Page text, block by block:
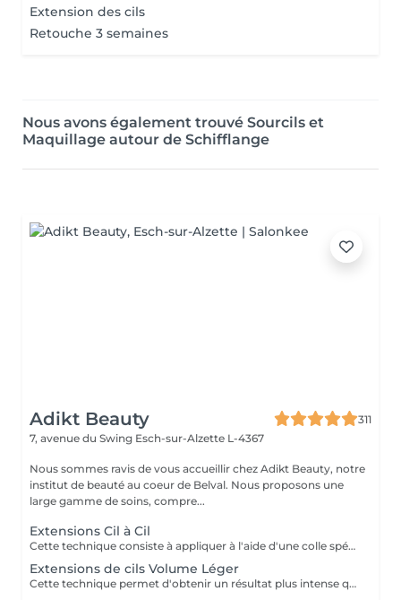
Extension des cils
Retouche 3 semaines
Nous avons également trouvé Sourcils et
Maquillage autour de Schifflange
Adikt Beauty
311
7, avenue du Swing Esch-sur-Alzette L-4367
Nous sommes ravis de vous accueillir chez Adikt Beauty, notre
institut de beauté au coeur de Belval. Nous proposons une
large gamme de soins, compre...
Extensions Cil à Cil
Cette technique consiste à appliquer à l'aide d'une colle spécifique une extension de cil sur chacun des cils naturels, donnant un effet plus naturel. Une dépose de cils devra être effectuée si votre dernière pose d'extensions de cils a été réalisée dans un institut extérieur. Sélectionnez la dépose de cils puis la pose d'extensions de cils de votre choix. A savoir pour la pose d'extensions de cils : chaque pose d'extensions de cils est différente, cela dépend du nombre de cils naturels et de la longueur de ceux-ci. La longueur et la courbure des extensions de cils peuvent varier selon la demande. Le remplissage devra être fait au bout de 2 ou 3 semaines selon la tenue des cils qui dépend du cycle naturel des cils ainsi que de leur santé. Une carte bancaire est requise pour ce service mais ne sera débitée qu'en cas de non-présentation sans préavis. Aucun frais ne sera appliqué si vous annulez votre rendez-vous par téléphone ou par vous-même en ligne.
Extensions de cils Volume Léger
Cette technique permet d'obtenir un résultat plus intense que le cil a cil et moins fourni que le volume russe. Une dépose de cils devra être effectuée si votre dernière pose d'extensions de cils a été réalisée dans un institut extérieur. Sélectionnez la dépose de cils puis la pose d'extensions de cils. A savoir pour la pose d'extensions de cils : chaque pose d'extensions de cils est différente, cela dépend du nombre de cils naturels et de la longueur de ceux-ci. La longueur et la courbure des extensions de cils peuvent varier selon la demande. Le remplissage devra être fait au bout de 2 ou 3 semaines selon la tenue des cils qui dépend du cycle naturel des cils ainsi que de leur santé. Une carte bancaire est requise pour ce service mais ne sera débitée qu'en cas de non-présentation sans préavis. Aucun frais ne sera appliqué si vous annulez votre rendez-vous par téléphone ou par vous-même en ligne.